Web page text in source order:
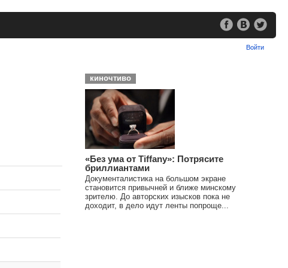
Войти
киночтиво
«Без ума от Tiffany»: Потрясите
бриллиантами
Документалистика на большом экране
становится привычней и ближе минскому
зрителю. До авторских изысков пока не
доходит, в дело идут ленты попроще...